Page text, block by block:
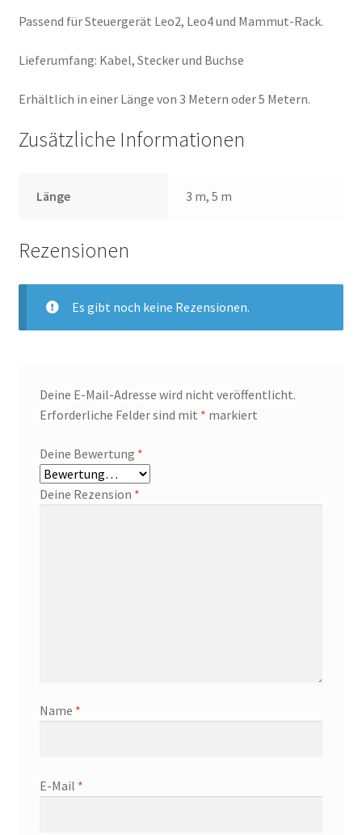
Passend für Steuergerät Leo2, Leo4 und Mammut-Rack.
Lieferumfang: Kabel, Stecker und Buchse
Erhältlich in einer Länge von 3 Metern oder 5 Metern.
Zusätzliche Informationen
Länge 3 m, 5 m
Rezensionen
Es gibt noch keine Rezensionen.
Deine E-Mail-Adresse wird nicht veröffentlicht.
Erforderliche Felder sind mit * markiert
Deine Bewertung *
Deine Rezension *
Name *
E-Mail *